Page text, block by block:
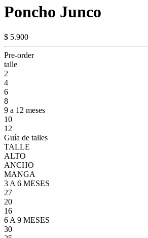
Poncho Junco
$ 5.900
Pre-order
talle
2
4
6
8
9 a 12 meses
10
12
Guía de talles
TALLE
ALTO
ANCHO
MANGA
3 A 6 MESES
27
20
16
6 A 9 MESES
30